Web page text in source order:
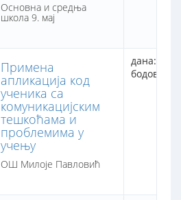
Основна и средња
школа 9. мај
Примена
апликација код
ученика са
комуникацијским
тешкоћама и
проблемима у
учењу
ОШ Милоје Павловић
дана: 1
бодова: 8